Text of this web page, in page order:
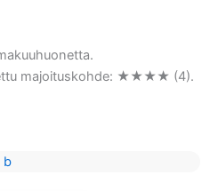
majoituskohde: ★★★★ (4).